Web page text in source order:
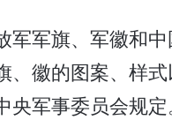
军军旗、军徽和
、徽的图案、样
军事委员会规定